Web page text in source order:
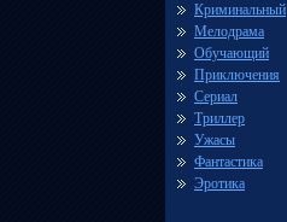
Криминальный
Мелодрама
Обучающий
Приключения
Сериал
Триллер
Ужасы
Фантастика
Эротика